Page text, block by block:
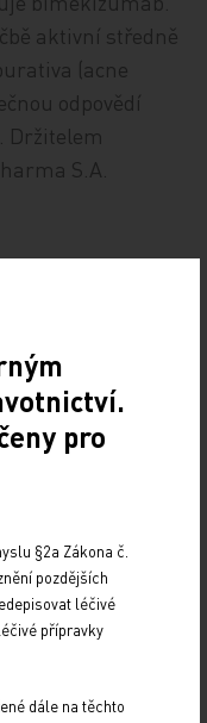
aktivní středně
(acne
odpovědí
Držitelem
S.A.
rizikem
rizika
jako doplněk
u pacientů
samostatně či
kteří
je statin
o registraci
pro
§2a Zákona č.
pozdějších
léčivé
přípravky
dále na těchto